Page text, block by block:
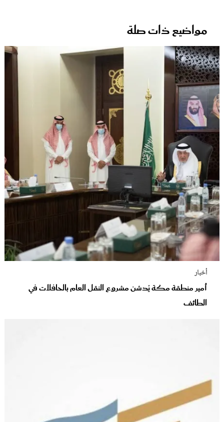
مواضيع ذات صلة
أخبار
أمير منطقة مكة يُدشن مشروع النقل العام بالحافلات في
الطائف